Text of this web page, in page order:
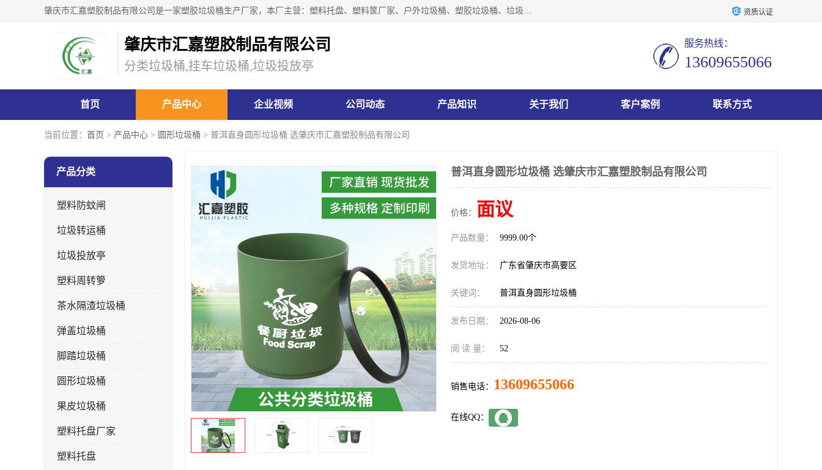
肇庆市汇嘉塑胶制品有限公司是一家塑胶垃圾桶生产厂家，本厂主营：塑料托盘、塑料筐厂家、户外垃圾桶、塑胶垃圾桶、垃圾桶等产品，深受广大客户的欢迎。公司拥有一支勇于、善于集思广益的生产队伍，实力雄厚的技术力量，一贯奉行“以人为本”的管理和服务理念。 资质认证
肇庆市汇嘉塑胶制品有限公司
分类垃圾桶,挂车垃圾桶,垃圾投放亭
服务热线：
13609655066
首页 产品中心 企业视频 公司动态 产品知识 关于我们 客户案例 联系方式
当前位置： 首页 > 产品中心 > 圆形垃圾桶 > 普洱直身圆形垃圾桶 选肇庆市汇嘉塑胶制品有限公司
产品分类
塑料防蚊闸
垃圾转运桶
垃圾投放亭
塑料周转箩
茶水隔渣垃圾桶
弹盖垃圾桶
脚踏垃圾桶
圆形垃圾桶
果皮垃圾桶
塑料托盘厂家
塑料托盘
普洱直身圆形垃圾桶 选肇庆市汇嘉塑胶制品有限公司
价格： 面议
产品数量： 9999.00个
发货地址： 广东省肇庆市高要区
关键词： 普洱直身圆形垃圾桶
发布日期： 2026-08-06
阅 读 量： 52
销售电话： 13609655066
在线QQ：